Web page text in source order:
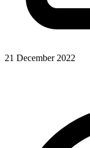
21 December 2022